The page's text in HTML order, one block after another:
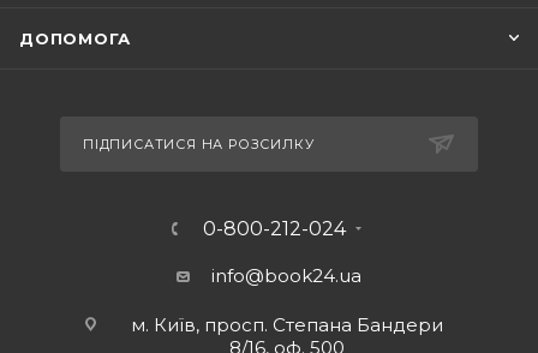
ДОПОМОГА
ПІДПИСАТИСЯ НА РОЗСИЛКУ
0-800-212-024
info@book24.ua
м. Київ, просп. Степана Бандери
8/16, оф. 500